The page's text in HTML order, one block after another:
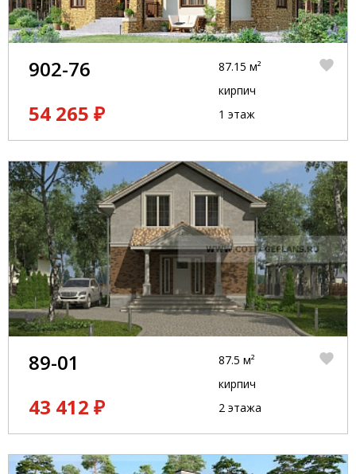
902-76
54 265 ₽
87.15 м²
кирпич
1 этаж
89-01
43 412 ₽
87.5 м²
кирпич
2 этажа